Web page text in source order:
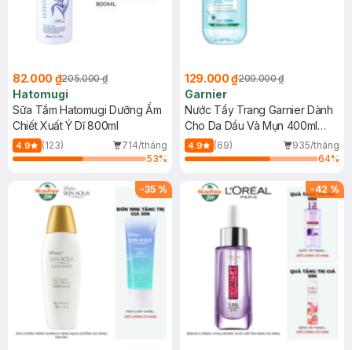
82.000 ₫205.000 ₫
Hatomugi
Sữa Tắm Hatomugi Dưỡng Ẩm
Chiết Xuất Ý Dĩ 800ml
4.9 (123)
714/tháng
53%
129.000 ₫209.000 ₫
Garnier
Nước Tẩy Trang Garnier Dành
Cho Da Dầu Và Mụn 400ml
(Mới)
4.9 (69)
935/tháng
64%
-35 % -42 %